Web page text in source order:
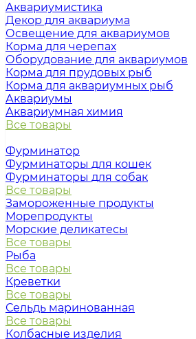
Аквариумистика
Декор для аквариума
Освещение для аквариумов
Корма для черепах
Оборудование для аквариумов
Корма для прудовых рыб
Корма для аквариумных рыб
Аквариумы
Аквариумная химия
Все товары
Фурминатор
Фурминаторы для кошек
Фурминаторы для собак
Все товары
Замороженные продукты
Морепродукты
Морские деликатесы
Все товары
Рыба
Все товары
Креветки
Все товары
Сельдь маринованная
Все товары
Колбасные изделия